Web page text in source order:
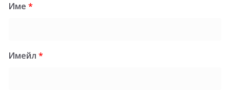
Име *
Имейл *